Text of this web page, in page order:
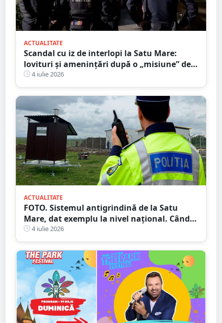
ACTUALITATE
Scandal cu iz de interlopi la Satu Mare:
lovituri și amenințări după o „misiune” de
recuperare a iubitei
4 iulie 2026
ACTUALITATE
FOTO. Sistemul antigrindină de la Satu
Mare, dat exemplu la nivel național. Când
ar putea fi dat în folosință
4 iulie 2026